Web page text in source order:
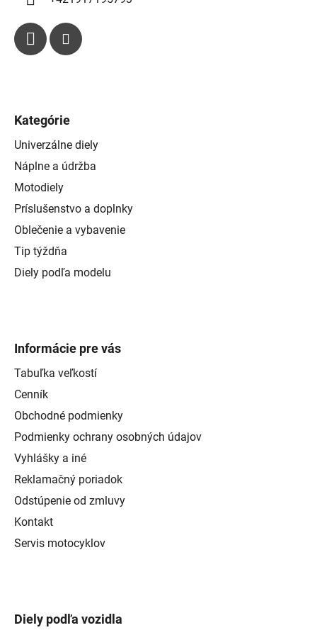
Kategórie
Univerzálne diely
Náplne a údržba
Motodiely
Príslušenstvo a doplnky
Oblečenie a vybavenie
Tip týždňa
Diely podľa modelu
Informácie pre vás
Tabuľka veľkostí
Cenník
Obchodné podmienky
Podmienky ochrany osobných údajov
Vyhlášky a iné
Reklamačný poriadok
Odstúpenie od zmluvy
Kontakt
Servis motocyklov
Diely podľa vozidla